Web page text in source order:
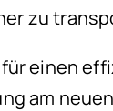
zu
einen
am